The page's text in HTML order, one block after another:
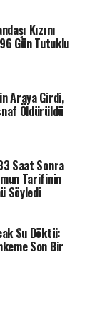
harcama ve
hatırlattı.
iddiaları
yargı
Kızını
Gün Tutuklu
Araya Girdi,
Öldürüldü
Saat Sonra
Tarifinin
Söyledi
Su Döktü:
Son Bir